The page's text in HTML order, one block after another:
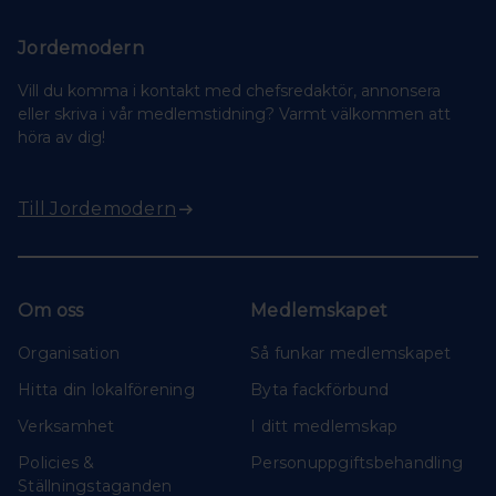
Jordemodern
Vill du komma i kontakt med chefsredaktör, annonsera
eller skriva i vår medlemstidning? Varmt välkommen att
höra av dig!
Till Jordemodern
Om oss
Organisation
Hitta din lokalförening
Verksamhet
Policies &
Ställningstaganden
Medlemskapet
Så funkar medlemskapet
Byta fackförbund
I ditt medlemskap
Personuppgiftsbehandling